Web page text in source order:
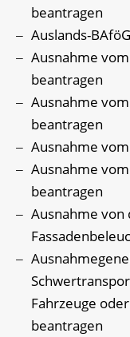
beantragen
Auslands-
Ausnahme
beantragen
Ausnahme
beantragen
Ausnahme
Ausnahme
beantragen
Ausnahme von
Fahrzeuge
beantragen